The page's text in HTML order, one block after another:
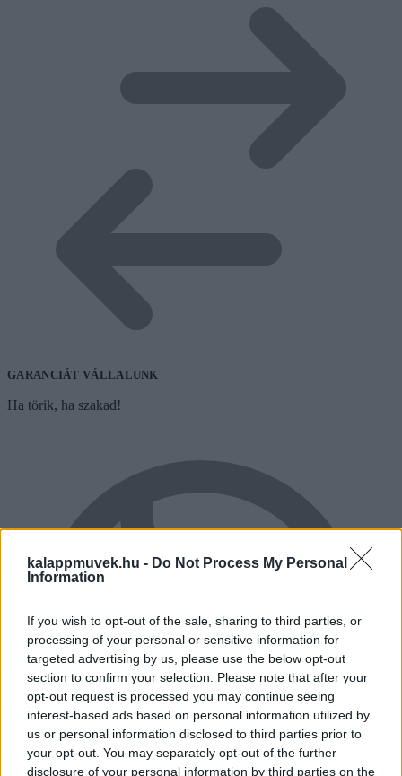
kalappmuvek.hu - Do Not Process My Personal
Information
If you wish to opt-out of the sale, sharing to third parties, or
processing of your personal or sensitive information for
targeted advertising by us, please use the below opt-out
section to confirm your selection. Please note that after your
opt-out request is processed you may continue seeing
interest-based ads based on personal information utilized by
us or personal information disclosed to third parties prior to
your opt-out. You may separately opt-out of the further
disclosure of your personal information by third parties on the
GARANCIÁT VÁLLALUNK
Ha törik, ha szakad!